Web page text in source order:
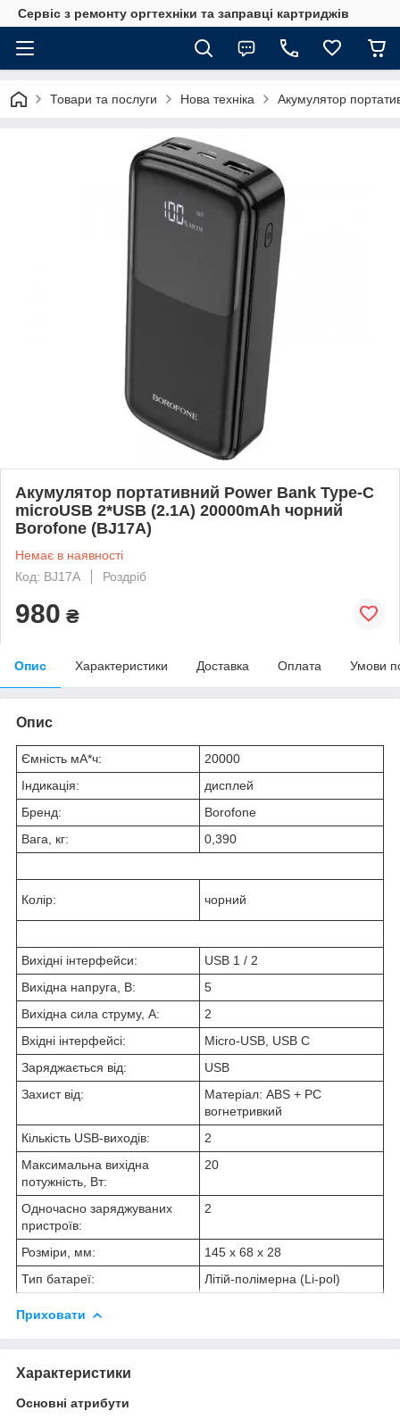
Сервіс з ремонту оргтехніки та заправці картриджів
Товари та послуги Нова техніка Акумулятор
Акумулятор портативний Power Bank Type-C
microUSB 2*USB (2.1A) 20000mAh чорний
Borofone (BJ17A)
Немає в наявності
Код: BJ17A
Роздріб
980 ₴
Опис Характеристики Доставка Оплата Умови
Опис
Ємність мА*ч:
20000
Індикація:
дисплей
Бренд:
Borofone
Вага, кг:
0,390
Колір: чорний
Вихідні інтерфейси:
USB 1 / 2
Вихідна напруга, B:
5
Вихідна сила струму, А:
2
Вхідні інтерфейсі:
Micro-USB, USB C
Заряджається від:
USB
Захист від:
Матеріал: ABS + PC
вогнетривкий
Кількість USB-виходів:
2
Максимальна вихідна
потужність, Вт:
20
Одночасно заряджуваних
пристроїв:
2
Розміри, мм:
145 х 68 х 28
Тип батареї:
Літій-полімерна (Li-pol)
Приховати
Характеристики
Основні атрибути